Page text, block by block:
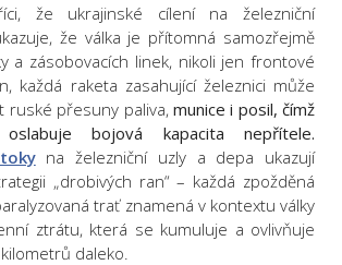
že ukrajinské cílení na železniční
že válka je přítomná samozřejmě
a zásobovacích linek, nikoli jen frontové
každá raketa zasahující železnici může
ruské přesuny paliva, munice i posil, čímž
bojová kapacita nepřítele.
na železniční uzly a depa ukazují
„drobivých ran“ – každá zpožděná
trať znamená v kontextu války
ztrátu, která se kumuluje a ovlivňuje
daleko.